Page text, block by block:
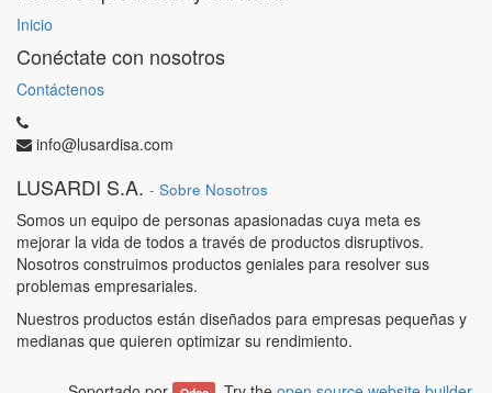
Inicio
Conéctate con nosotros
Contáctenos
info@lusardisa.com
LUSARDI S.A. - Sobre Nosotros
Somos un equipo de personas apasionadas cuya meta es
mejorar la vida de todos a través de productos disruptivos.
Nosotros construimos productos geniales para resolver sus
problemas empresariales.
Nuestros productos están diseñados para empresas pequeñas y
medianas que quieren optimizar su rendimiento.